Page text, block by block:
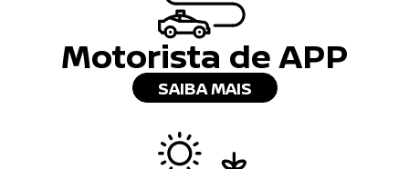
Motorista de APP
SAIBA MAIS